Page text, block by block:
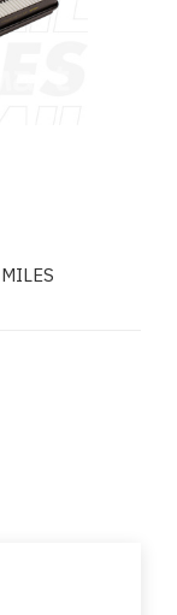
MILES